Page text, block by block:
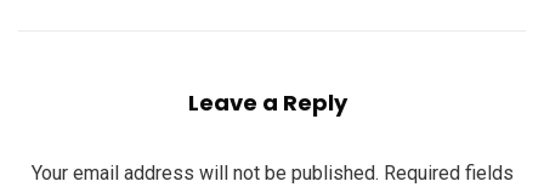
Leave a Reply
Your email address will not be published. Required fields